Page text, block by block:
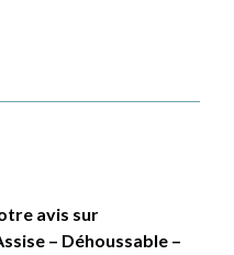
avis sur
– Déhoussable –